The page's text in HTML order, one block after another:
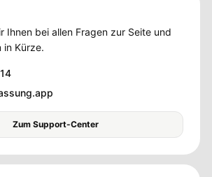
Ihnen bei allen Fragen zur Seite und
in Kürze.
Zum Support-Center